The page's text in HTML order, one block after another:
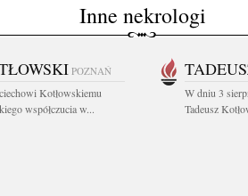
Inne nekrologi
POZNAŃ
Kotłowskiemu
współczucia w...
W dniu 3
Tadeusz